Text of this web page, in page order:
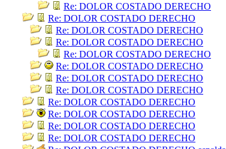
Re: DOLOR COSTADO DERECHO
Re: DOLOR COSTADO DERECHO
Re: DOLOR COSTADO DERECHO
Re: DOLOR COSTADO DERECHO
Re: DOLOR COSTADO DERECHO
Re: DOLOR COSTADO DERECHO
Re: DOLOR COSTADO DERECHO
Re: DOLOR COSTADO DERECHO
Re: DOLOR COSTADO DERECHO
Re: DOLOR COSTADO DERECHO
Re: DOLOR COSTADO DERECHO
Re: DOLOR COSTADO DERECHO